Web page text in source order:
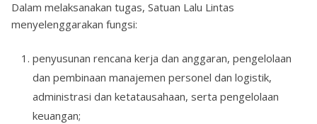
Dalam melaksanakan tugas, Satuan Lalu Lintas
menyelenggarakan fungsi:
penyusunan rencana kerja dan anggaran, pengelolaan
dan pembinaan manajemen personel dan logistik,
administrasi dan ketatausahaan, serta pengelolaan
keuangan;